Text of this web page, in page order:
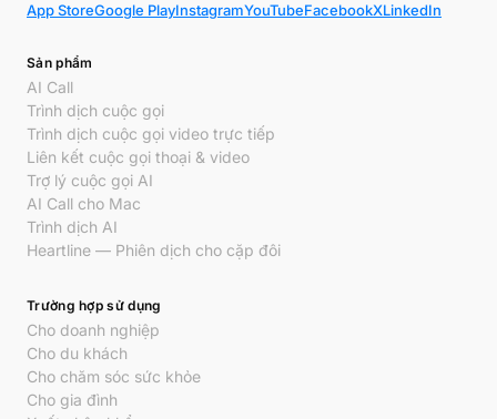
App StoreGoogle PlayInstagramYouTubeFacebookXLinkedIn
Sản phẩm
AI Call
Trình dịch cuộc gọi
Trình dịch cuộc gọi video trực tiếp
Liên kết cuộc gọi thoại & video
Trợ lý cuộc gọi AI
AI Call cho Mac
Trình dịch AI
Heartline — Phiên dịch cho cặp đôi
Trường hợp sử dụng
Cho doanh nghiệp
Cho du khách
Cho chăm sóc sức khỏe
Cho gia đình